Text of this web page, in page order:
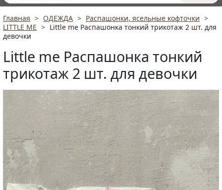
Регистрация
Главная ОДЕЖДА
Распашонки, ясельные кофточки
LITTLE ME
Little me Распашонка тонкий трикотаж 2 шт. для
девочки
Little me Распашонка тонкий
трикотаж 2 шт. для девочки